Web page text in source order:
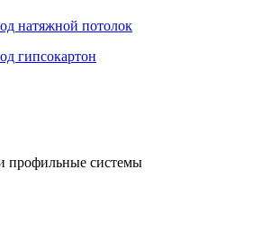
натяжной потолок
гипсокартон
профильные системы